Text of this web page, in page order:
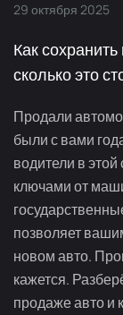
29 октября 2025
Как
сколько это
Продали
были с вами
водители в
ключами от
позволяет
новом авто.
кажется.
продаже авто и